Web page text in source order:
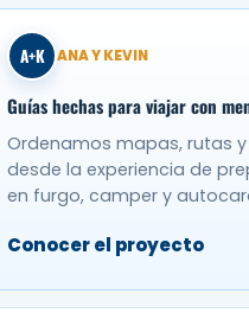
A+K ANA Y KEVIN
Guías hechas para viajar con
Ordenamos mapas, rutas
desde la experiencia de
en furgo, camper y
Conocer el proyecto